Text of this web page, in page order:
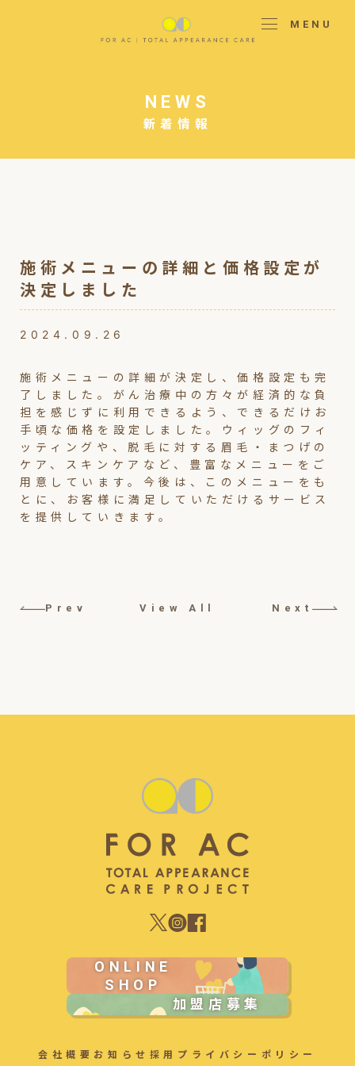
MENU
新着情報
NEWS
施術メニューの詳細と価格設定が
決定しました
2024.09.26
施術メニューの詳細が決定し、価格設定も完
了しました。がん治療中の方々が経済的な負
担を感じずに利用できるよう、できるだけお
手頃な価格を設定しました。ウィッグのフィ
ッティングや、脱毛に対する眉毛・まつげの
ケア、スキンケアなど、豊富なメニューをご
用意しています。今後は、このメニューをも
とに、お客様に満足していただけるサービス
を提供していきます。
Prev View All Next
ONLINE
SHOP
加盟店募集
会社概要 お知らせ 採用 プライバシーポリシー